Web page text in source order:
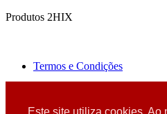
Este site utiliza cookies. Ao
Produtos 2HIX
Termos e Condições